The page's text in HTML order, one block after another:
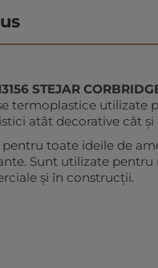
STEJAR
termoplastice utilizate
atât decorative cât
toate ideile de
Sunt utilizate
și în construcții.